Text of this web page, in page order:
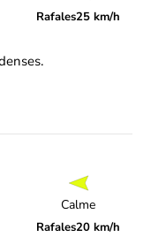
Rafales25 km/h
Calme
Rafales20 km/h